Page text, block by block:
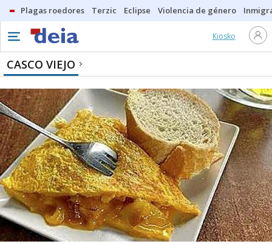
Plagas roedores Terzic Eclipse Violencia de género
Kiosko
CASCO VIEJO